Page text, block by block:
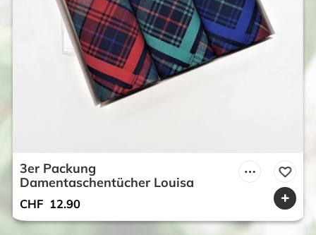
3er Packung
Damentaschentücher Louisa
CHF 12.90